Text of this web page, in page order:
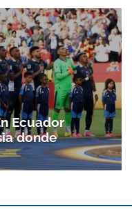
Ecuador
donde